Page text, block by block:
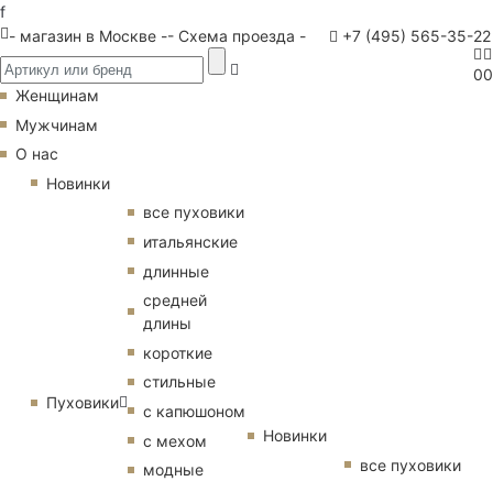
f
- магазин в Москве -- Схема проезда - +7 (495) 565-35-22
00
Женщинам
Мужчинам
О нас
Новинки
Пуховики
все пуховики
итальянские
длинные
средней
длины
короткие
стильные
с капюшоном
с мехом
модные
Новинки
все пуховики